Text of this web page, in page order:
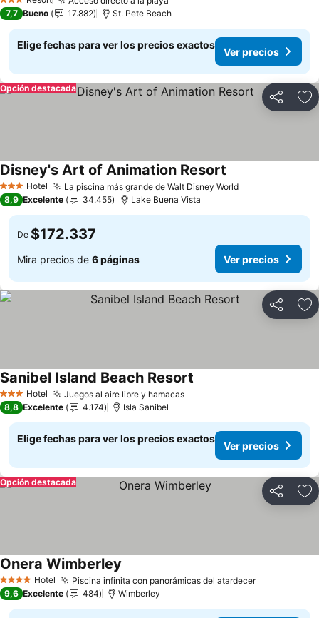
3 Estrellas
7,7 Bueno 17.882 St. Pete Beach
Elige fechas para ver los precios exactos
Ver precios
Compartir
Opción destacada
3 Estrellas
Hotel La piscina más grande de Walt Disney World
Disney's Art of Animation Resort
8,9 Excelente 34.455 Lake Buena Vista
De $172.337
Mira precios de 6 páginas Ver precios
Compartir
3 Estrellas
Hotel Juegos al aire libre y hamacas
Sanibel Island Beach Resort
8,8 Excelente 4.174 Isla Sanibel
Elige fechas para ver los precios exactos
Ver precios
Compartir
Opción destacada
4 EstrellasHotel Piscina infinita con panorámicas del atardecer
Onera Wimberley
9,6 Excelente 484 Wimberley